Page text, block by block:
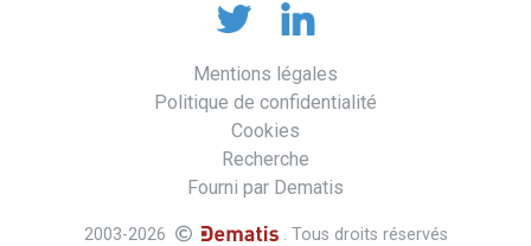
Mentions légales
Politique de confidentialité
Cookies
Recherche
Fourni par Dematis
2003-2026 . Tous droits réservés